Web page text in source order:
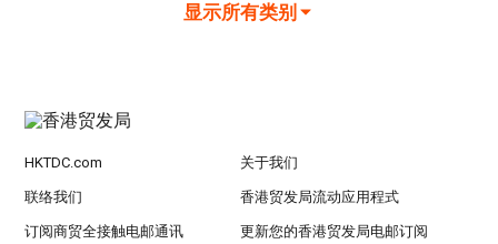
显示所有类别
HKTDC.com 关于我们
联络我们 香港贸发局流动应用程式
订阅商贸全接触电邮通讯 更新您的香港贸发局电邮订阅